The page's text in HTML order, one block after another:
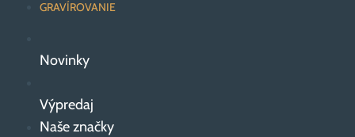
GRAVÍROVANIE
Novinky
Výpredaj
Naše značky